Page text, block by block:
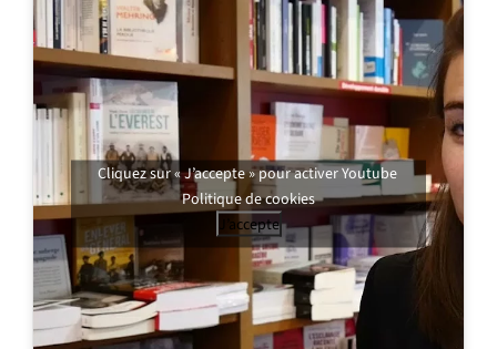
Cliquez sur « J’accepte » pour activer Youtube
Politique de cookies
J’accepte